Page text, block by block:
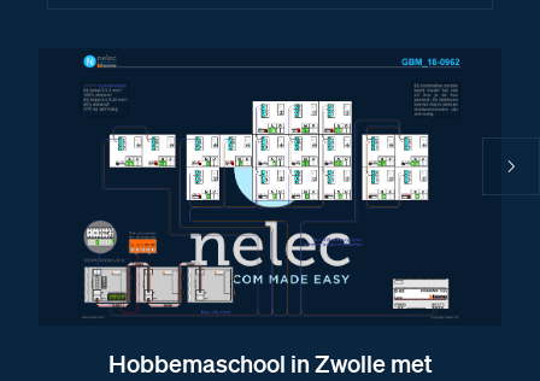
Fabrieksschema BT-Module 8 drukkers
Fabrieksschema modules monteren Serie 130 t/m
Serie 140
Fabrieksschema Serie 131
Fabrieksschema drukkermodule Serie 131 en Serie
Brochure over de deurstation modules van BTicino
Brochure over de vaste combinaties van Nelec
Brochure over alle deurstations van BTicino
Hobbemaschool in Zwolle met